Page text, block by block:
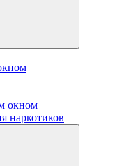
окном
наркотиков